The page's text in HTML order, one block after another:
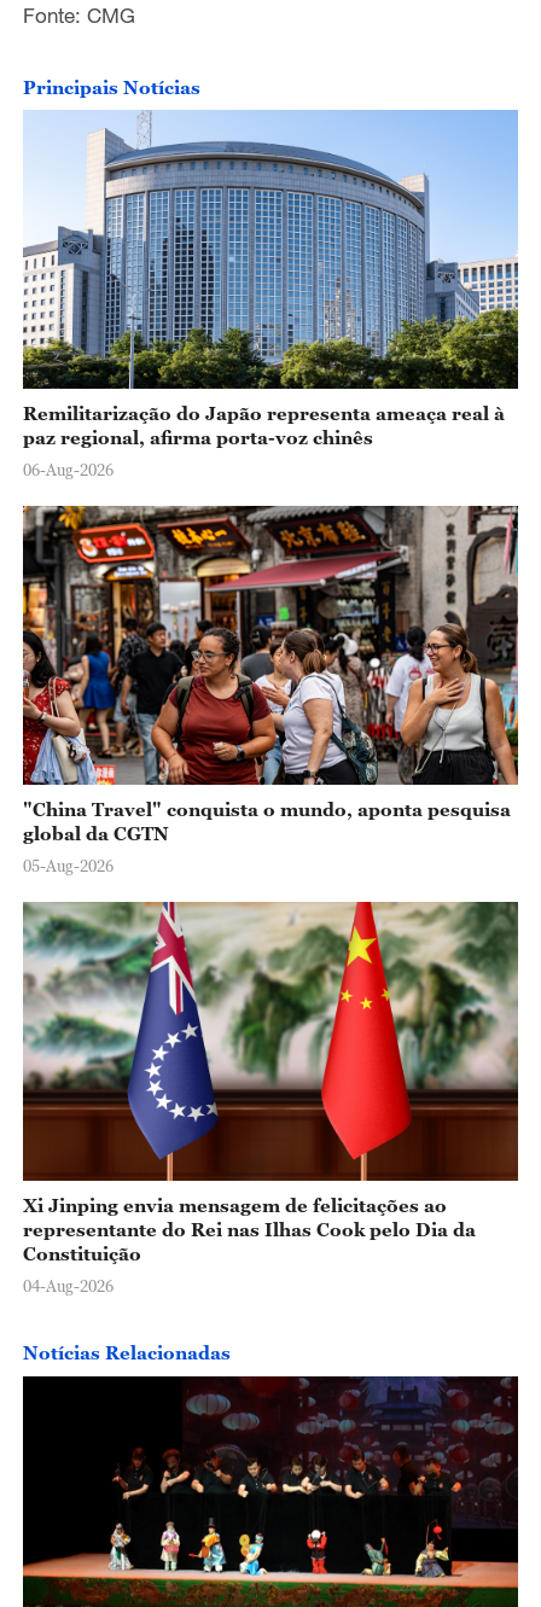
o
Fonte: CMG
Principais Notícias
Remilitarização do Japão representa ameaça real à
paz regional, afirma porta-voz chinês
06-Aug-2026
"China Travel" conquista o mundo, aponta pesquisa
global da CGTN
05-Aug-2026
Xi Jinping envia mensagem de felicitações ao
representante do Rei nas Ilhas Cook pelo Dia da
Constituição
04-Aug-2026
Notícias Relacionadas